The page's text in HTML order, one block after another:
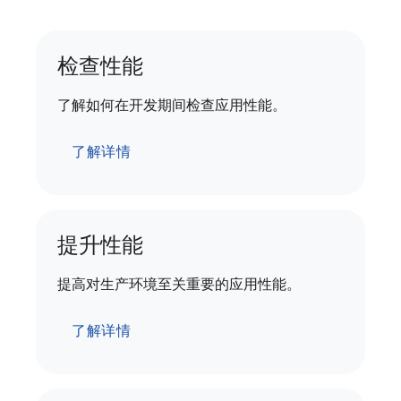
检查性能
了解如何在开发期间检查应用性能。
了解详情
提升性能
提高对生产环境至关重要的应用性能。
了解详情